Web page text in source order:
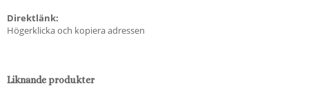
Direktlänk:
Högerklicka och kopiera adressen
Liknande produkter